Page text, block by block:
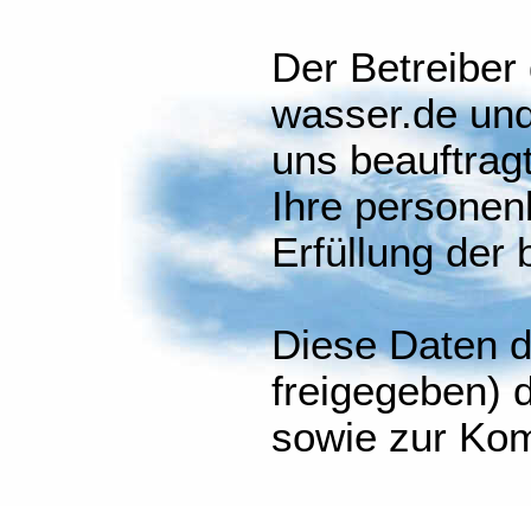
Der
wasser.de
uns
Ihre
Erfüllung der
Diese Daten
freigegeben)
sowie zur